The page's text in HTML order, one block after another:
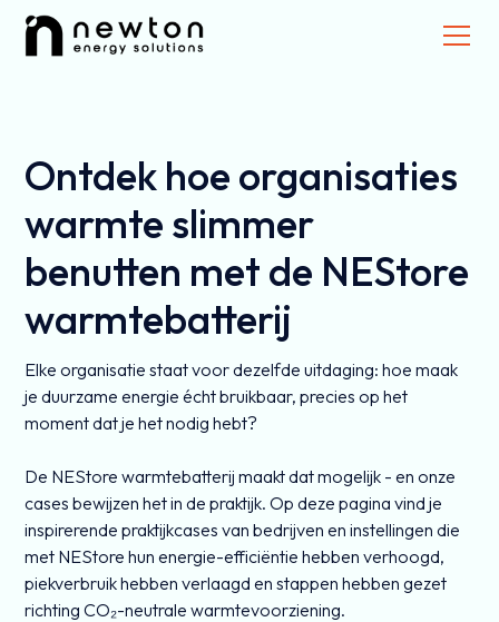
Ontdek hoe organisaties
warmte slimmer
benutten met de NEStore
warmtebatterij
Elke organisatie staat voor dezelfde uitdaging: hoe maak
je duurzame energie écht bruikbaar, precies op het
moment dat je het nodig hebt?
De NEStore warmtebatterij maakt dat mogelijk - en onze
cases bewijzen het in de praktijk. Op deze pagina vind je
inspirerende praktijkcases van bedrijven en instellingen die
met NEStore hun energie-efficiëntie hebben verhoogd,
piekverbruik hebben verlaagd en stappen hebben gezet
richting CO₂-neutrale warmtevoorziening.